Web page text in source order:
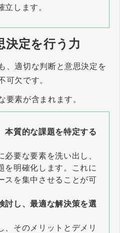
立します。
決定を行う力
、適切な判断と意思決定を
可欠です。
要素が含まれます。
本質的な課題を特定する
必要な要素を洗い出し、
を明確化します。これに
スを集中させることが可
討し、最適な解決策を選
、そのメリットとデメリ